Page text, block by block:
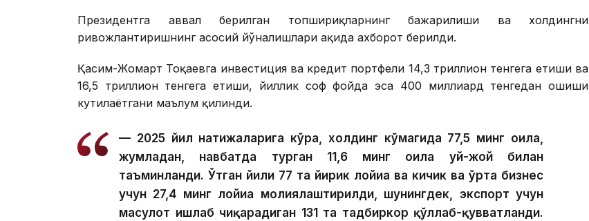
Президентга аввал берилган топшириқларнинг бажарилиши ва холдингни
ривожлантиришнинг асосий йўналишлари ҳақида ахборот берилди.
Қасим-Жомарт Тоқаевга инвестиция ва кредит портфели 14,3 триллион тенгега етиши ва
16,5 триллион тенгега етиши, йиллик соф фойда эса 400 миллиард тенгедан ошиши
кутилаётгани маълум қилинди.
— 2025 йил натижаларига кўра, холдинг кўмагида 77,5 минг оила,
жумладан, навбатда турган 11,6 минг оила уй-жой билан
таъминланди. Ўтган йили 77 та йирик лойиҳа ва кичик ва ўрта бизнес
учун 27,4 минг лойиҳа молиялаштирилди, шунингдек, экспорт учун
маҳсулот ишлаб чиқарадиган 131 та тадбиркор қўллаб-қувватланди.